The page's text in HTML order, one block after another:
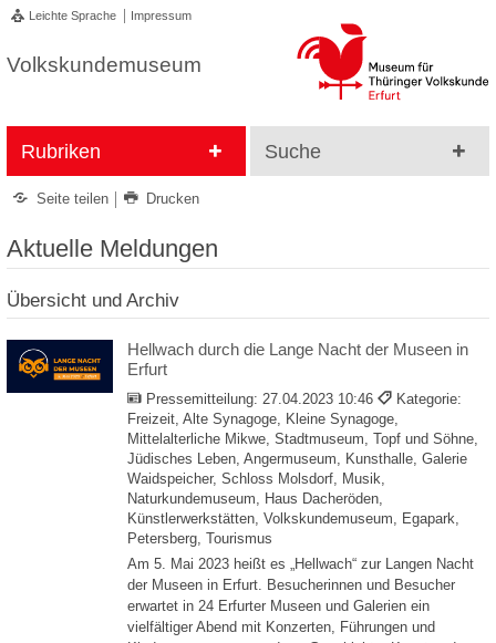
Leichte Sprache Impressum
Volkskundemuseum
Rubriken Suche
Seite teilen Drucken
Aktuelle Meldungen
Übersicht und Archiv
Hellwach durch die Lange Nacht der Museen in
Erfurt
Pressemitteilung: 27.04.2023 10:46
Kategorie:
Freizeit, Alte Synagoge, Kleine Synagoge,
Mittelalterliche Mikwe, Stadtmuseum, Topf und Söhne,
Jüdisches Leben, Angermuseum, Kunsthalle, Galerie
Waidspeicher, Schloss Molsdorf, Musik,
Naturkundemuseum, Haus Dacheröden,
Künstlerwerkstätten, Volkskundemuseum, Egapark,
Petersberg, Tourismus
Am 5. Mai 2023 heißt es „Hellwach“ zur Langen Nacht
der Museen in Erfurt. Besucherinnen und Besucher
erwartet in 24 Erfurter Museen und Galerien ein
vielfältiger Abend mit Konzerten, Führungen und